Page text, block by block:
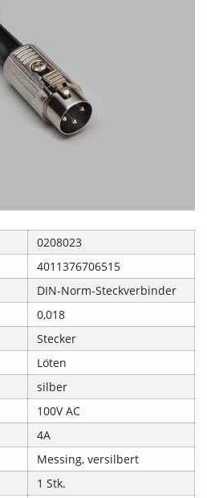
0208023
4011376706515
DIN-Norm-Steckverbinder
0,018
Stecker
Löten
silber
100V AC
4A
Messing, versilbert
1 Stk.